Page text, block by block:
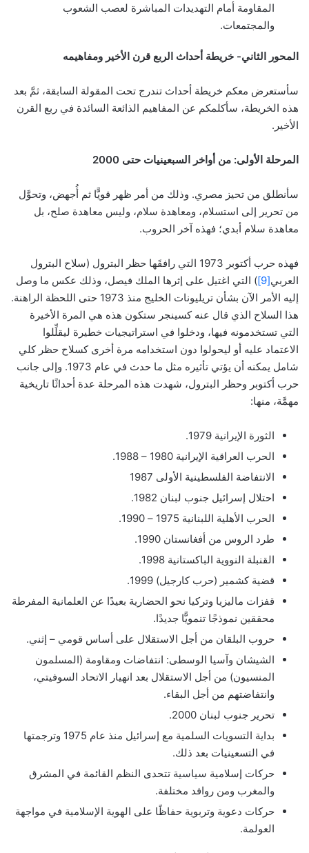
المقاومة أمام التهديدات المباشرة لعصب الشعوب
والمجتمعات.
المحور الثاني- خريطة أحداث الربع قرن الأخير ومفاهيمه
سأستعرض معكم خريطة أحداث تندرج تحت المقولة السابقة، ثمَّ بعد
هذه الخريطة، سأكلمكم عن المفاهيم الذائعة السائدة في ربع القرن
الأخير.
المرحلة الأولى: من أواخر السبعينيات حتى 2000
سأنطلق من تحيز مصري. وذلك من أمر ظهر قويًّا ثم أُجهض، وتحوَّل
من تحرير إلى استسلام، ومعاهدة سلام، وليس معاهدة صلح، بل
معاهدة سلام أبدي؛ فهذه آخر الحروب.
فهذه حرب أكتوبر 1973 التي رافقَها حظر البترول (سلاح البترول
العربي[9]
) التي اغتيل على إثرها الملك فيصل، وذلك عكس ما وصل
إليه الأمر الآن بشأن تريليونات الخليج منذ 1973 حتى اللحظة الراهنة.
هذا السلاح الذي قال عنه كسينجر ستكون هذه هي المرة الأخيرة
التي تستخدمونه فيها، ودخلوا في استراتيجيات خطيرة ليقلِّلوا
الاعتماد عليه أو ليحولوا دون استخدامه مرة أخرى كسلاح حظر كلي
شامل يمكنه أن يؤتي تأثيره مثل ما حدث في عام 1973. وإلى جانب
حرب أكتوبر وحظر البترول، شهدت هذه المرحلة عدة أحداثًا تاريخية
مهمَّة، منها:
الثورة الإيرانية 1979.
الحرب العراقية الإيرانية 1980 – 1988.
الانتفاضة الفلسطينية الأولى 1987
احتلال إسرائيل جنوب لبنان 1982.
الحرب الأهلية اللبنانية 1975 – 1990.
طرد الروس من أفغانستان 1990.
القنبلة النووية الباكستانية 1998.
قضية كشمير (حرب كارجيل) 1999.
قفزات ماليزيا وتركيا نحو الحضارية بعيدًا عن العلمانية المفرطة
محققين نموذجًا تنمويًّا جديدًا.
حروب البلقان من أجل الاستقلال على أساس قومي – إثني.
الشيشان وآسيا الوسطى: انتفاضات ومقاومة (المسلمون
المنسيون) من أجل الاستقلال بعد انهيار الاتحاد السوفيتي،
وانتفاضتهم من أجل البقاء.
تحرير جنوب لبنان 2000.
بداية التسويات السلمية مع إسرائيل منذ عام 1975 وترجمتها
في التسعينيات بعد ذلك.
حركات إسلامية سياسية تتحدى النظم القائمة في المشرق
والمغرب ومن روافد مختلفة.
حركات دعوية وتربوية حفاظًا على الهوية الإسلامية في مواجهة
العولمة.